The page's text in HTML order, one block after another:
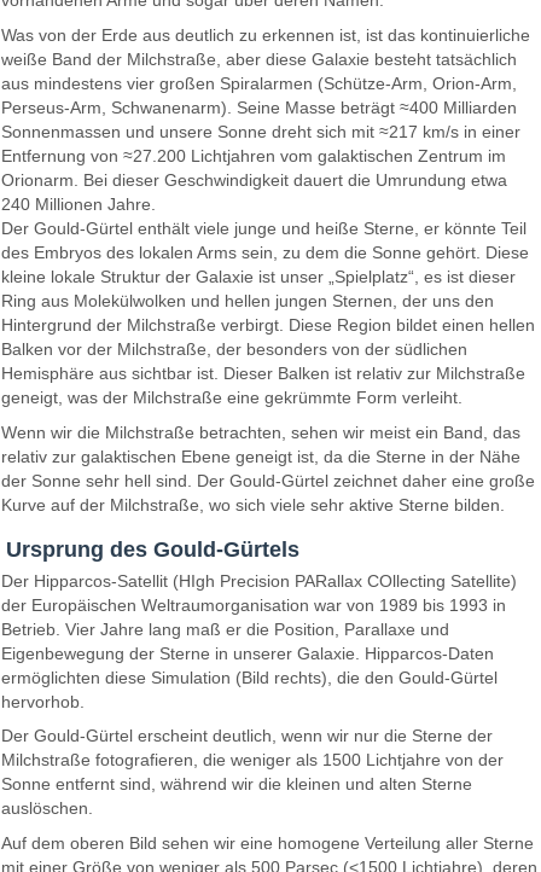
Was von der Erde aus deutlich zu erkennen ist, ist das kontinuierliche
weiße Band der Milchstraße, aber diese Galaxie besteht tatsächlich
aus mindestens vier großen Spiralarmen (Schütze-Arm, Orion-Arm,
Perseus-Arm, Schwanenarm). Seine Masse beträgt ≈400 Milliarden
Sonnenmassen und unsere Sonne dreht sich mit ≈217 km/s in einer
Entfernung von ≈27.200 Lichtjahren vom galaktischen Zentrum im
Orionarm. Bei dieser Geschwindigkeit dauert die Umrundung etwa
240 Millionen Jahre.
Der Gould-Gürtel enthält viele junge und heiße Sterne, er könnte Teil
des Embryos des lokalen Arms sein, zu dem die Sonne gehört. Diese
kleine lokale Struktur der Galaxie ist unser „Spielplatz“, es ist dieser
Ring aus Molekülwolken und hellen jungen Sternen, der uns den
Hintergrund der Milchstraße verbirgt. Diese Region bildet einen hellen
Balken vor der Milchstraße, der besonders von der südlichen
Hemisphäre aus sichtbar ist. Dieser Balken ist relativ zur Milchstraße
geneigt, was der Milchstraße eine gekrümmte Form verleiht.
Wenn wir die Milchstraße betrachten, sehen wir meist ein Band, das
relativ zur galaktischen Ebene geneigt ist, da die Sterne in der Nähe
der Sonne sehr hell sind. Der Gould-Gürtel zeichnet daher eine große
Kurve auf der Milchstraße, wo sich viele sehr aktive Sterne bilden.
Ursprung des Gould-Gürtels
Der Hipparcos-Satellit (HIgh Precision PARallax COllecting Satellite)
der Europäischen Weltraumorganisation war von 1989 bis 1993 in
Betrieb. Vier Jahre lang maß er die Position, Parallaxe und
Eigenbewegung der Sterne in unserer Galaxie. Hipparcos-Daten
ermöglichten diese Simulation (Bild rechts), die den Gould-Gürtel
hervorhob.
Der Gould-Gürtel erscheint deutlich, wenn wir nur die Sterne der
Milchstraße fotografieren, die weniger als 1500 Lichtjahre von der
Sonne entfernt sind, während wir die kleinen und alten Sterne
auslöschen.
Auf dem oberen Bild sehen wir eine homogene Verteilung aller Sterne
mit einer Größe von weniger als 500 Parsec (<1500 Lichtjahre), deren